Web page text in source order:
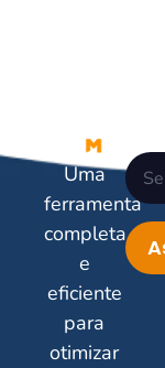
Uma
ferramenta
completa
e
eficiente
para
otimizar